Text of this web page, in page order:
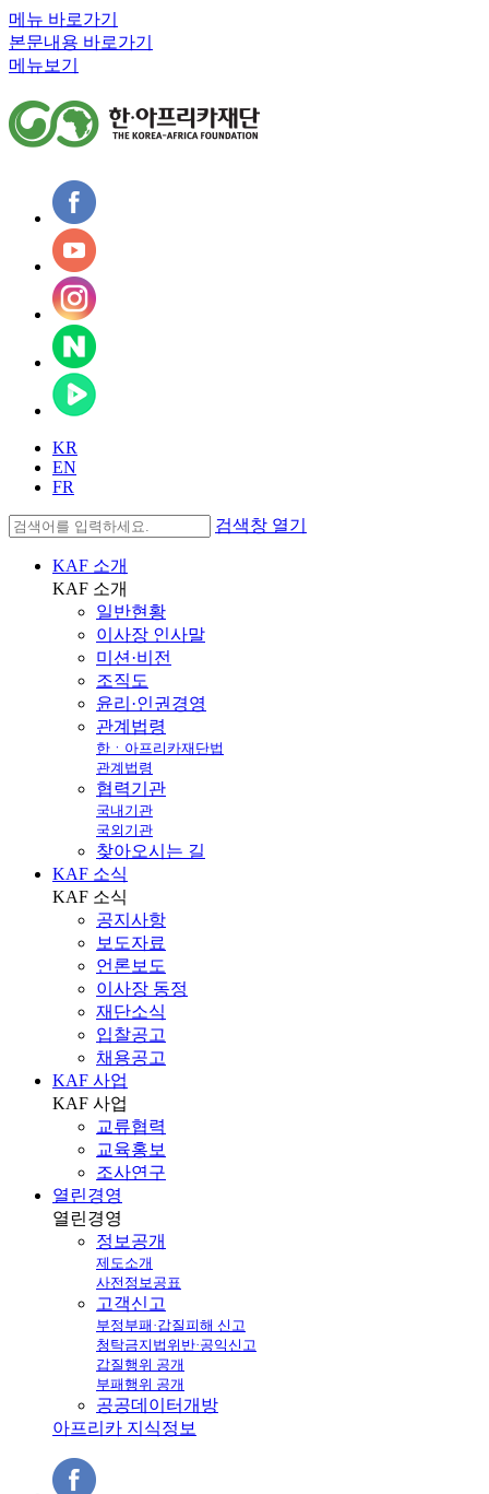
메뉴 바로가기
본문내용 바로가기
메뉴보기
KR
EN
FR
검색창 열기
KAF 소개
KAF 소개
일반현황
이사장 인사말
미션·비전
조직도
윤리·인권경영
관계법령
한ㆍ아프리카재단법
관계법령
협력기관
국내기관
국외기관
찾아오시는 길
KAF 소식
KAF 소식
공지사항
보도자료
언론보도
이사장 동정
재단소식
입찰공고
채용공고
KAF 사업
KAF 사업
교류협력
교육홍보
조사연구
열린경영
열린경영
정보공개
제도소개
사전정보공표
고객신고
부정부패·갑질피해 신고
청탁금지법위반·공익신고
갑질행위 공개
부패행위 공개
공공데이터개방
아프리카 지식정보